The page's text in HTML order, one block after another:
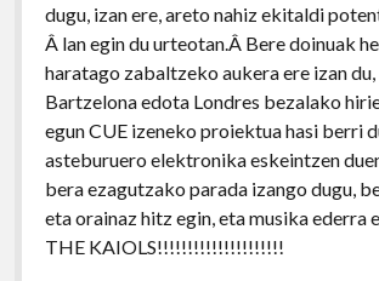
dugu, izan ere, areto nahiz ekitaldi
Â lan egin du urteotan.Â Bere doinuak
haratago zabaltzeko aukera ere izan
Bartzelona edota Londres bezalako
egun CUE izeneko proiektua hasi berri
asteburuero elektronika eskeintzen
bera ezagutzako parada izango dugu,
eta orainaz hitz egin, eta musika ederra
THE KAIOLS!!!!!!!!!!!!!!!!!!!!!